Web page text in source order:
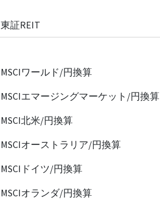
東証REIT
MSCIワールド/円換算
MSCIエマージングマーケット/円換算
MSCI北米/円換算
MSCIオーストラリア/円換算
MSCIドイツ/円換算
MSCIオランダ/円換算